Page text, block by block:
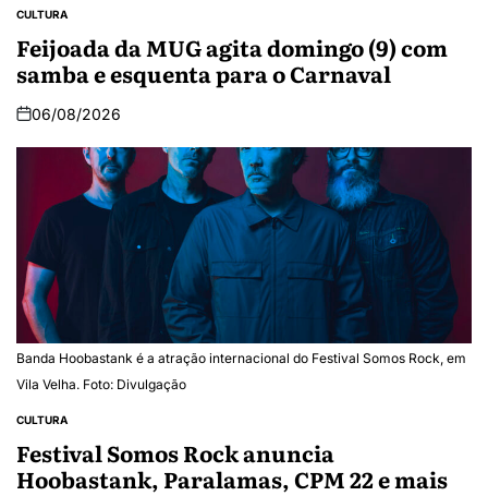
CULTURA
Feijoada da MUG agita domingo (9) com
samba e esquenta para o Carnaval
06/08/2026
Banda Hoobastank é a atração internacional do Festival Somos Rock, em
Vila Velha. Foto: Divulgação
CULTURA
Festival Somos Rock anuncia
Hoobastank, Paralamas, CPM 22 e mais